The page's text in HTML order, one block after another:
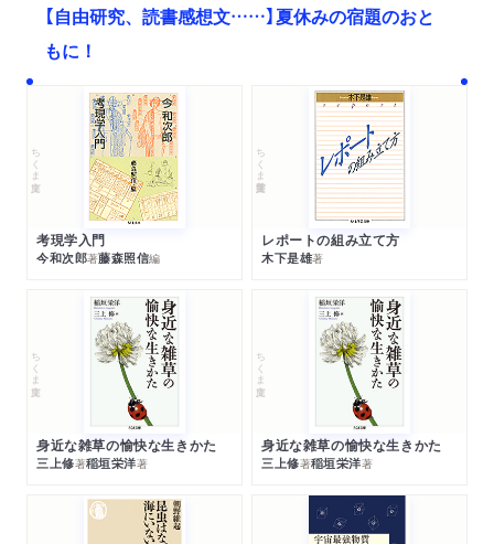
【自由研究、読書感想文……】夏休みの宿題のおと
もに！
ちくま文庫
考現学入門
今和次郎著藤森照信編
ちくま学芸文庫
レポートの組み立て方
木下是雄著
ちくま文庫
身近な雑草の愉快な生きかた
三上修著稲垣栄洋著
ちくま文庫
身近な雑草の愉快な生きかた
三上修著稲垣栄洋著